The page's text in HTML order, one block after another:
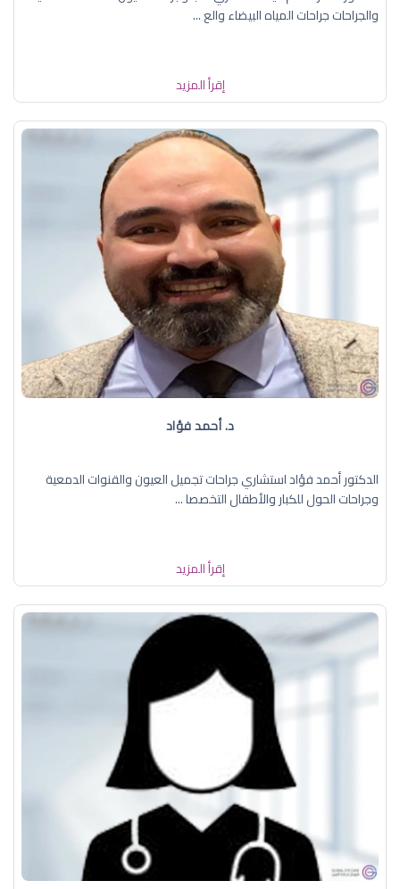
والجراحات جراحات المياه البيضاء والع ...
إقرأ المزيد
د. أحمد فؤاد
الدكتور أحمد فؤاد استشاري جراحات تجميل العيون والقنوات الدمعية
وجراحات الحول للكبار والأطفال التخصصا ...
إقرأ المزيد